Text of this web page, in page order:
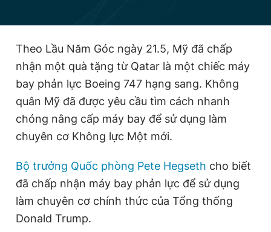
Theo dõi báo trên
0906 645 777
Liên hệ quảng cáo
0908 780 404
Đặt báo Quảng cáo RSS Tòa soạn Chính sách bảo
Tổng biên tập: Nguyễn Ngọc Toàn
Phó tổng biên tập thường trực: Hải Thành
Phó tổng biên tập: Trần Việt Hưng
Tổng thư ký tòa soạn: Đức Trung
Giấy phép xuất bản số 110/GP - BTTTT cấp ngày 24.3.2020
© 2003-2026 Bản quyền thuộc về Báo Thanh Niên. Cấm sao
chép dưới mọi hình thức nếu không có sự chấp thuận bằng văn
bản. Phát triển bởi ePi Technologies, JSC.
Theo Lầu Năm Góc ngày 21.5, Mỹ đã chấp
nhận một quà tặng từ Qatar là một chiếc máy
bay phản lực Boeing 747 hạng sang. Không
quân Mỹ đã được yêu cầu tìm cách nhanh
chóng nâng cấp máy bay để sử dụng làm
chuyên cơ Không lực Một mới.
Bộ trưởng Quốc phòng Pete Hegseth cho biết
đã chấp nhận máy bay phản lực để sử dụng
làm chuyên cơ chính thức của Tổng thống
Donald Trump.